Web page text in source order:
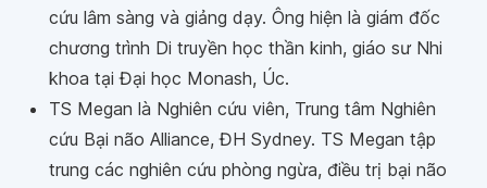
cứu lâm sàng và giảng dạy. Ông hiện là giám đốc
chương trình Di truyền học thần kinh, giáo sư Nhi
khoa tại Đại học Monash, Úc.
TS Megan là Nghiên cứu viên, Trung tâm Nghiên
cứu Bại não Alliance, ĐH Sydney. TS Megan tập
trung các nghiên cứu phòng ngừa, điều trị bại não